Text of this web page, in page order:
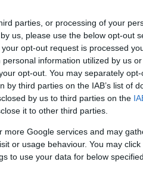
parties, or processing of your
us, please use the below opt-out
opt-out request is processed
information utilized by us
opt-out. You may separately
third parties on the IAB’s list of
by us to third parties on the
it to other third parties.
Google services and may
or usage behaviour. You may
to use your data for below
kérő hatodik
utat járja végig
fogja
Biztosának
kért a
bírósághoz, illetve